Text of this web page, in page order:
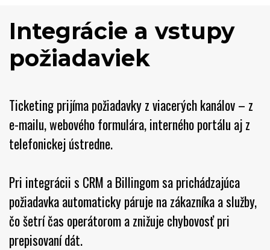
Integrácie a vstupy
požiadaviek
Ticketing prijíma požiadavky z viacerých kanálov – z
e-mailu, webového formulára, interného portálu aj z
telefonickej ústredne.
Pri integrácii s CRM a Billingom sa prichádzajúca
požiadavka automaticky páruje na zákazníka a služby,
čo šetrí čas operátorom a znižuje chybovosť pri
prepisovaní dát.